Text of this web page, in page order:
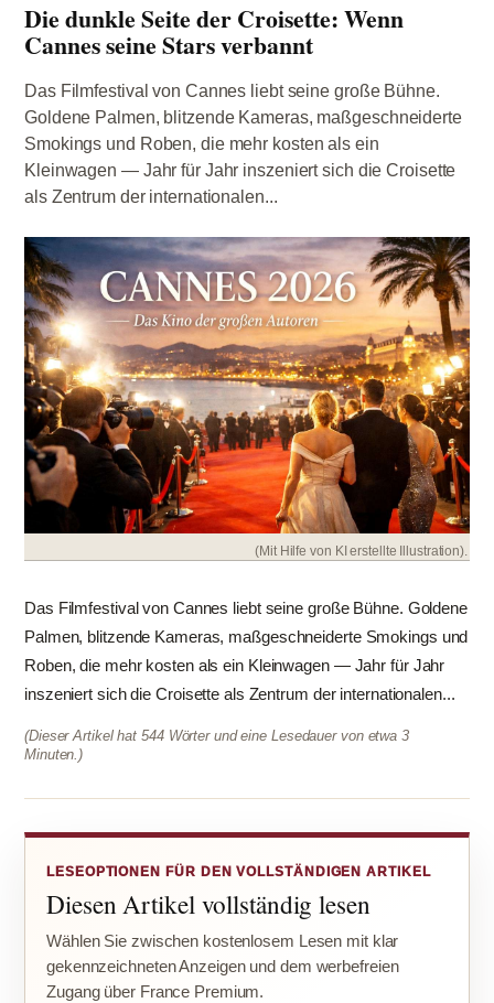
Die dunkle Seite der Croisette: Wenn
Cannes seine Stars verbannt
Das Filmfestival von Cannes liebt seine große Bühne.
Goldene Palmen, blitzende Kameras, maßgeschneiderte
Smokings und Roben, die mehr kosten als ein
Kleinwagen — Jahr für Jahr inszeniert sich die Croisette
als Zentrum der internationalen...
(Mit Hilfe von KI erstellte Illustration).
Das Filmfestival von Cannes liebt seine große Bühne. Goldene
Palmen, blitzende Kameras, maßgeschneiderte Smokings und
Roben, die mehr kosten als ein Kleinwagen — Jahr für Jahr
inszeniert sich die Croisette als Zentrum der internationalen...
(Dieser Artikel hat 544 Wörter und eine Lesedauer von etwa 3
Minuten.)
LESEOPTIONEN FÜR DEN VOLLSTÄNDIGEN ARTIKEL
Diesen Artikel vollständig lesen
Wählen Sie zwischen kostenlosem Lesen mit klar
gekennzeichneten Anzeigen und dem werbefreien
Zugang über France Premium.